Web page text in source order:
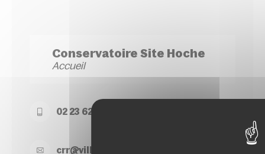
Conservatoire Site Hoche
Accueil
02 23 62 22 50
crr@ville-